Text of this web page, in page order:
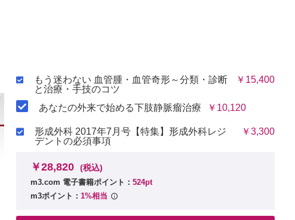
もう迷わない 血管腫・血管奇形～分類・診断
と治療・手技のコツ
￥15,400
あなたの外来で始める下肢静脈瘤治療 ￥10,120
形成外科 2017年7月号【特集】形成外科レジ
デントの必須事項
￥3,300
￥28,820 (税込)
m3.com 電子書籍ポイント： 524pt
m3ポイント： 1%相当